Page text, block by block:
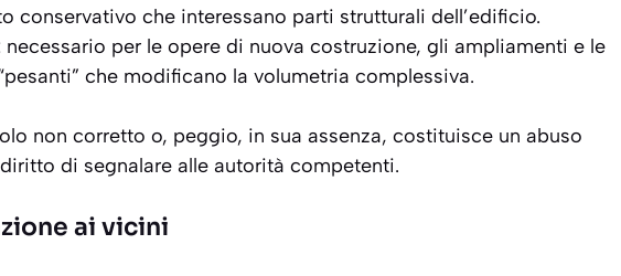
conservativo che interessano parti strutturali dell’edificio.
necessario per le opere di nuova costruzione, gli ampliamenti e le
che modificano la volumetria complessiva.
non corretto o, peggio, in sua assenza, costituisce un abuso
di segnalare alle autorità competenti.
ai vicini